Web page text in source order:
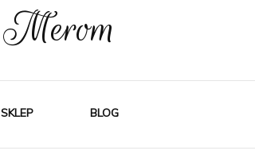
Merom
SKLEP BLOG